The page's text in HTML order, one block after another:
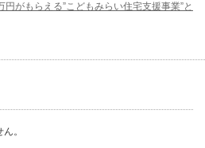
円がもらえる”こどもみらい住宅支援事業”と
。